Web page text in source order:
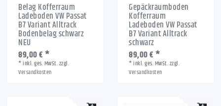
Belag Kofferraum
Ladeboden VW Passat
B7 Variant Alltrack
Bodenbelag schwarz
NEU
89,00 € *
*inkl. ges. MwSt.zzgl.
Versandkosten
Gepäckraumboden
Kofferraum
Ladeboden VW Passat
B7 Variant Alltrack
schwarz
89,00 € *
*inkl. ges. MwSt.zzgl.
Versandkosten